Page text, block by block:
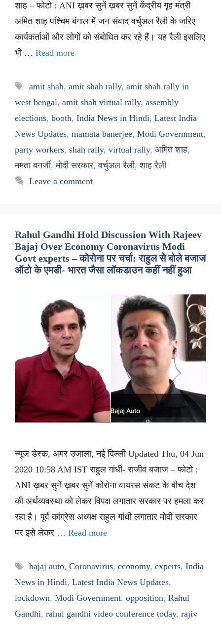
शाह – फोटो : ANI ख़बर सुनें ख़बर सुनें केंद्रीय गृह मंत्री
अमित शाह पश्चिम बंगाल में जन संवाद वर्चुअल रैली के जरिए
कार्यकर्ताओं और लोगों को संबोधित कर रहे हैं। यह रैली इसलिए
भी … Read more
Tags
amit shah, amit shah rally, amit shah rally in
west bengal, amit shah virtual rally, assembly
elections, booth, India News in Hindi, Latest India
News Updates, mamata banerjee, Modi Government,
party workers, shah rally, virtual rally, अमित शाह,
ममता बनर्जी,मोदी सरकार,वर्चुअल रैली,शाह रैली
Leave a comment
Rahul Gandhi Hold Discussion With Rajeev
Bajaj Over Economy Coronavirus Modi
Govt experts – कोरोना पर चर्चा: राहुल से बोले बजाज
ऑटो के एमडी- भारत जैसा लॉकडाउन कहीं नहीं हुआ
न्यूज डेस्क, अमर उजाला, नई दिल्ली Updated Thu, 04 Jun
2020 10:58 AM IST राहुल गांधी- राजीव बजाज – फोटो :
ANI ख़बर सुनें ख़बर सुनें कोरोना वायरस संकट के बीच देश
की अर्थव्यवस्था को लेकर विपक्ष लगातार सरकार पर हमला कर
रहा है। पूर्व कांग्रेस अध्यक्ष राहुल गांधी लगातार मोदी सरकार
पर इसे लेकर … Read more
Tags
bajaj auto, Coronavirus, economy, experts, India
News in Hindi, Latest India News Updates,
lockdown, Modi Government, opposition, Rahul
Gandhi, rahul gandhi video conference today, rajiv